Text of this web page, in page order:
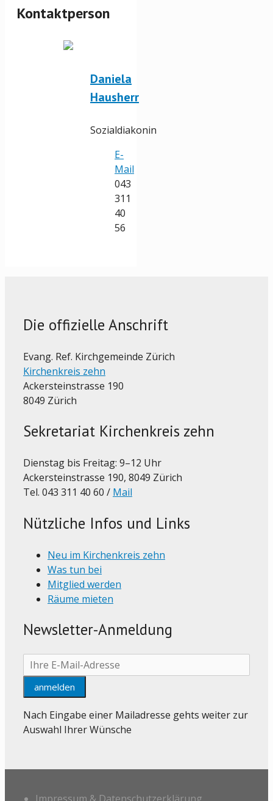
Kontaktperson
Daniela
Hausherr
Sozialdiakonin
E-
Mail
043
311
40
56
Die offizielle Anschrift
Evang. Ref. Kirchgemeinde Zürich
Kirchenkreis zehn
Ackersteinstrasse 190
8049 Zürich
Sekretariat Kirchenkreis zehn
Dienstag bis Freitag: 9–12 Uhr
Ackersteinstrasse 190, 8049 Zürich
Tel. 043 311 40 60 / Mail
Nützliche Infos und Links
Neu im Kirchenkreis zehn
Was tun bei
Mitglied werden
Räume mieten
Newsletter-Anmeldung
Nach Eingabe einer Mailadresse gehts weiter zur
Auswahl Ihrer Wünsche